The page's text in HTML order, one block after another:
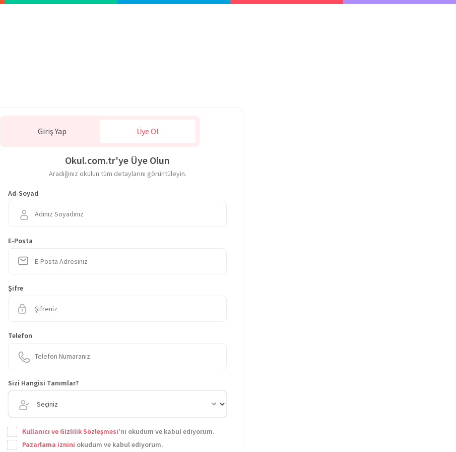
Giriş Yap Üye Ol
Okul.com.tr'ye Üye Olun
Aradığınız okulun tüm detaylarını görüntüleyin.
Ad-Soyad
E-Posta
Şifre
Telefon
Sizi Hangisi Tanımlar?
Kullanıcı ve Gizlilik Sözleşmesi'ni okudum ve kabul ediyorum.
Pazarlama iznini okudum ve kabul ediyorum.